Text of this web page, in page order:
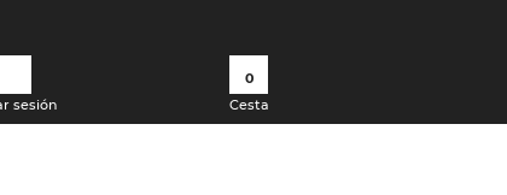
sesión
0
Cesta